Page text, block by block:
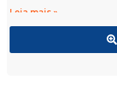
Leia mais »